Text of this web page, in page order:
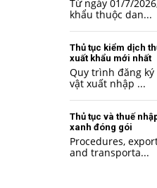
Từ ngày 01/7/
khẩu thuộc dan...
Thủ tục kiểm dịch
xuất khẩu mới nhất
Quy trình đăng
vật xuất nhập ...
Thủ tục và thuế
xanh đóng gói
Procedures,
and transporta...